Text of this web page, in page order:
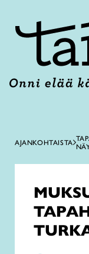
AJANKOHTAISTA